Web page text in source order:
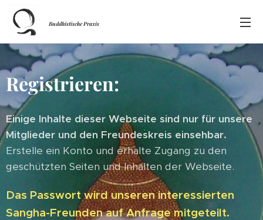
Buddhistische Praxis
Registrieren:
Einige Inhalte dieser Webseite sind nur für unsere
Mitglieder und den Freundeskreis einsehbar.
Erstelle ein Konto und erhalte Zugang zu den
geschützten Seiten und Inhalten der Webseite.
Das Passwort wird unseren interessierten
Sangha-Freunden auf Anfrage mitgeteilt.